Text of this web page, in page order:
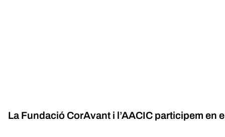
La Fundació CorAvant i l’AACIC participem en